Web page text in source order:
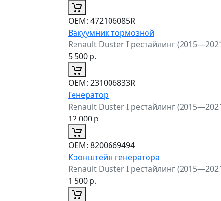
ОЕМ: 472106085R
Вакуумник тормозной
Renault Duster I рестайлинг
5 500р.
ОЕМ: 231006833R
Генератор
Renault Duster I рестайлинг
12 000р.
ОЕМ: 8200669494
Кронштейн генератора
Renault Duster I рестайлинг
1 500р.